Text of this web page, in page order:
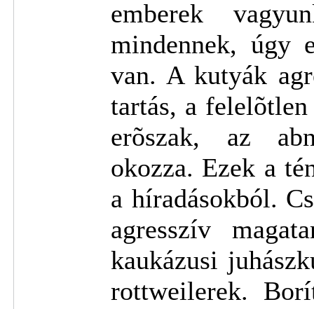
emberek
mindennek, úgy
van. A kutyák
tartás, a
erõszak, az
okozza. Ezek a
a híradásokból.
agresszív
kaukázusi
rottweilerek.